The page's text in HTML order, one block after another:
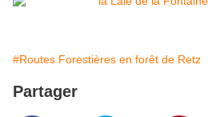
#Routes Forestières en forêt de Retz
Partager